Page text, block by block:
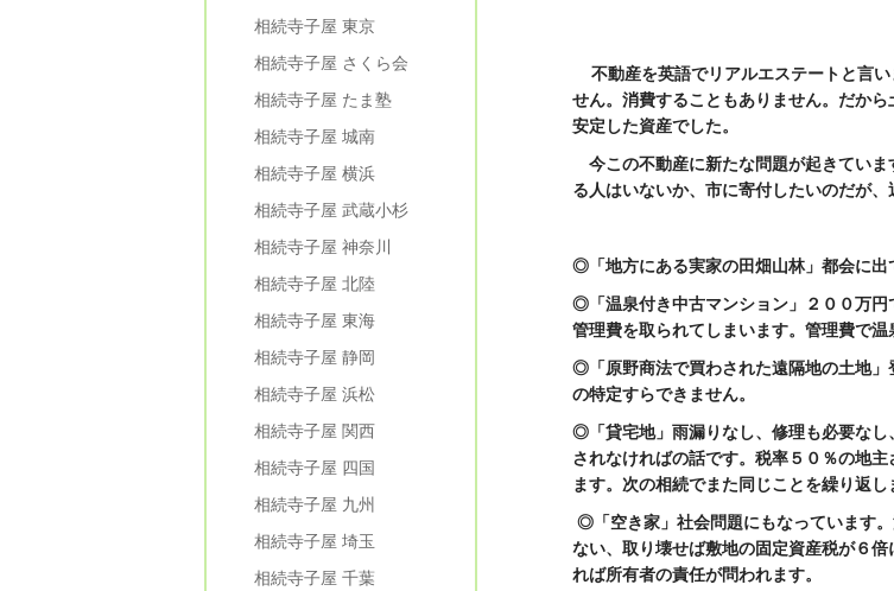
不動産を英語でリアルエステートと言い
せん。消費することもありません。だか
安定した資産でした。
今この不動産に新たな問題が起きていま
る人はいないか、市に寄付したいのだが
◎「地方にある実家の田畑山林」都会に
◎「温泉付き中古マンション」２００万円
管理費を取られてしまいます。管理費で温
◎「原野商法で買わされた遠隔地の土地」
の特定すらできません。
◎「貸宅地」雨漏りなし、修理も必要なし
されなければの話です。税率５０％の地
ます。次の相続でまた同じことを繰り返し
◎「空き家」社会問題にもなっています
ない、取り壊せば敷地の固定資産税が６
れば所有者の責任が問われます。
相続寺子屋 東京
相続寺子屋 さくら会
相続寺子屋 たま塾
相続寺子屋 城南
相続寺子屋 横浜
相続寺子屋 武蔵小杉
相続寺子屋 神奈川
相続寺子屋 北陸
相続寺子屋 東海
相続寺子屋 静岡
相続寺子屋 浜松
相続寺子屋 関西
相続寺子屋 四国
相続寺子屋 九州
相続寺子屋 埼玉
相続寺子屋 千葉